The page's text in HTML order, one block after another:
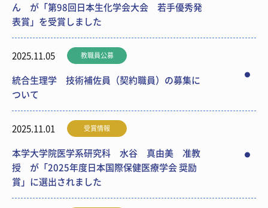
ん が「第98回日本生化学会大会 若手優秀発
表賞」を受賞しました
2025.11.05 教職員公募
統合生理学 技術補佐員（契約職員）の募集に
ついて
2025.11.01 受賞情報
本学大学院医学系研究科 水谷 真由美 准教
授 が「2025年度日本国際保健医療学会 奨励
賞」に選出されました